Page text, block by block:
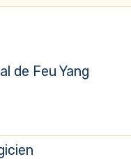
de Feu Yang